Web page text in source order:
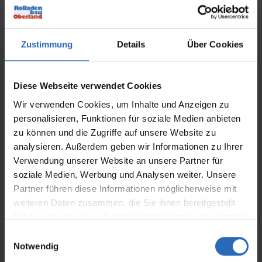
Zustimmung Details Über Cookies
Diese Webseite verwendet Cookies
Wir verwenden Cookies, um Inhalte und Anzeigen zu
personalisieren, Funktionen für soziale Medien anbieten
zu können und die Zugriffe auf unsere Website zu
analysieren. Außerdem geben wir Informationen zu Ihrer
Verwendung unserer Website an unsere Partner für
soziale Medien, Werbung und Analysen weiter. Unsere
Partner führen diese Informationen möglicherweise mit
weiteren Daten zusammen, die Sie ihnen bereitgestellt
haben oder die sie im Rahmen Ihrer Nutzung der Dienste
Notwendig
Pergolamarkisen und freistehende
Unsere prämierten Pergolamarkisen von markilux
sind echte Juwelen der Terrassengestaltung.
Neben einem außergewöhnlichen Design
überzeugen sie durch
vorzügliche Windstabilität und eine
exzellenteTuchspannung. Selbst die Beschattung
sehr großer Flächen ist mit diesen Meisterwerken
Wünschen Sie sich Sonnenschutz etwas weiter